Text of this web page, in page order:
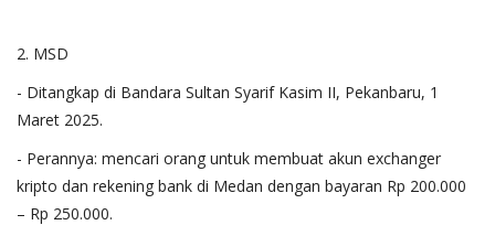
2. MSD
- Ditangkap di Bandara Sultan Syarif Kasim II, Pekanbaru, 1
Maret 2025.
- Perannya: mencari orang untuk membuat akun exchanger
kripto dan rekening bank di Medan dengan bayaran Rp 200.000
– Rp 250.000.